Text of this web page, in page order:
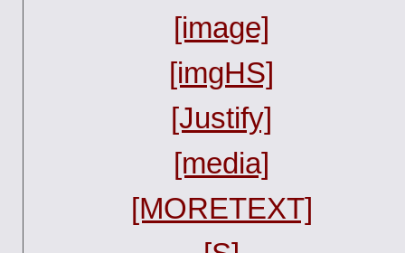
[image]
[imgHS]
[Justify]
[media]
[MORETEXT]